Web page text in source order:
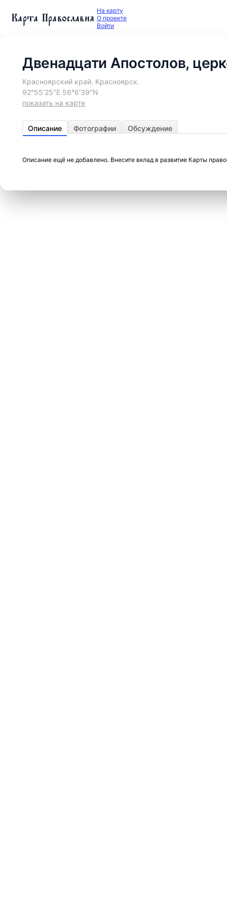
Карта Православия На карту
О проекте
Войти
Двенадцати Апостолов,
Красноярский край. Красноярск.
92°55′25″E 56°6′39″N
показать на карте
Описание Фотографии Обсуждение
Описание ещё не добавлено. Внесите вклад в развитие Карты